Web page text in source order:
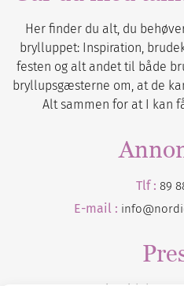
Her finder du alt, du
brylluppet: Inspiration,
festen og alt andet til både
bryllupsgæsterne om, at de
Alt sammen for at I kan
Tlf : 89
E-mail :